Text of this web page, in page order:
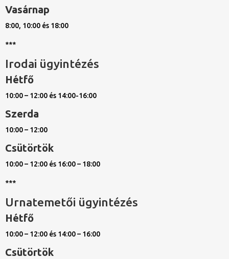
Vasárnap
8:00, 10:00 és 18:00
***
Irodai ügyintézés
Hétfő
10:00 – 12:00 és 14:00-16:00
Szerda
10:00 – 12:00
Csütörtök
10:00 – 12:00 és 16:00 – 18:00
***
Urnatemetői ügyintézés
Hétfő
10:00 – 12:00 és 14:00 – 16:00
Csütörtök